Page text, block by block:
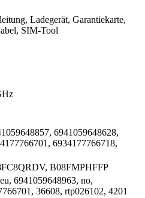
Ladegerät, Garantiekarte,
SIM-Tool
6941059648628,
6934177766718,
B08FMPHFFP
6941059648963, no,
36608, rtp026102, 4201